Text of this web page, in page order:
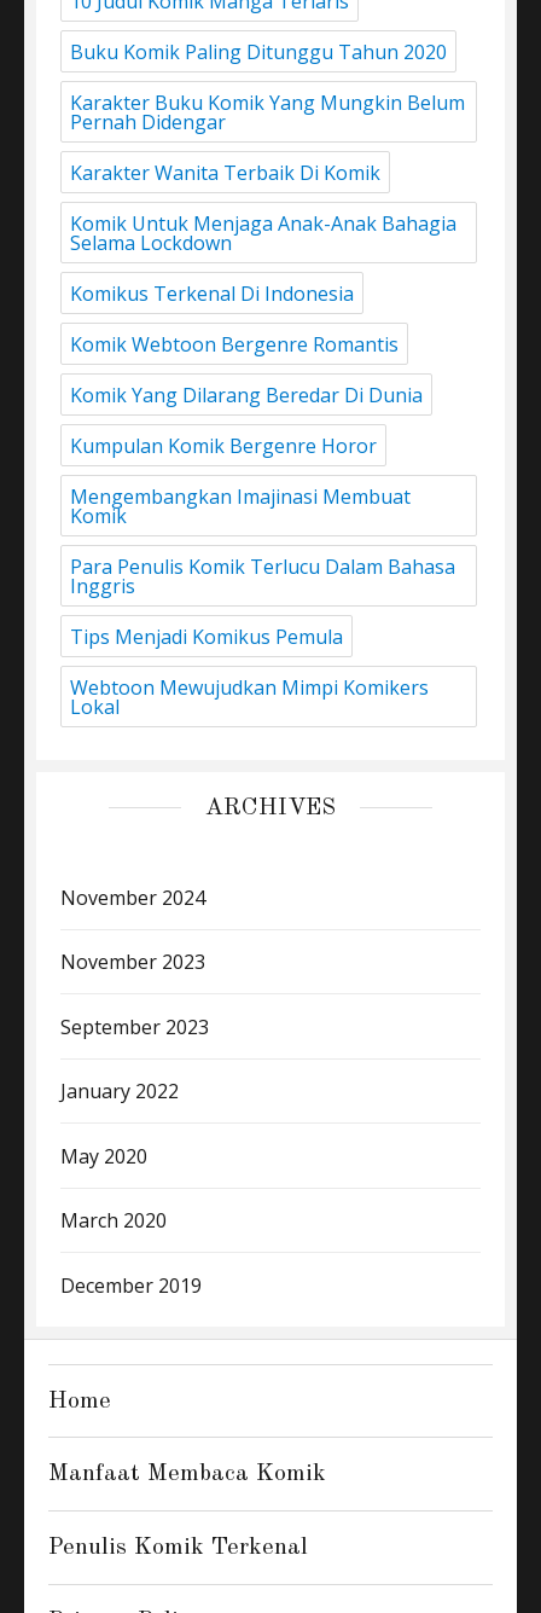
Buku Komik Paling Ditunggu Tahun 2020
Karakter Buku Komik Yang Mungkin Belum
Pernah Didengar
Karakter Wanita Terbaik Di Komik
Komik Untuk Menjaga Anak-Anak Bahagia
Selama Lockdown
Komikus Terkenal Di Indonesia
Komik Webtoon Bergenre Romantis
Komik Yang Dilarang Beredar Di Dunia
Kumpulan Komik Bergenre Horor
Mengembangkan Imajinasi Membuat
Komik
Para Penulis Komik Terlucu Dalam Bahasa
Inggris
Tips Menjadi Komikus Pemula
Webtoon Mewujudkan Mimpi Komikers
Lokal
ARCHIVES
November 2024
November 2023
September 2023
January 2022
May 2020
March 2020
December 2019
Home
Manfaat Membaca Komik
Penulis Komik Terkenal